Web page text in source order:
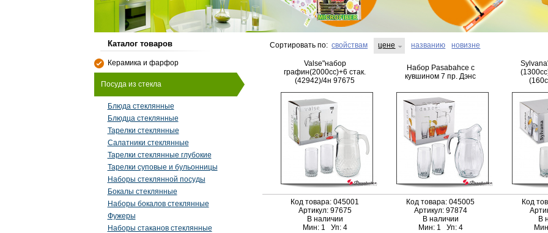
Каталог товаров
Керамика и фарфор
Посуда из стекла
Блюда стеклянные
Блюдца стеклянные
Тарелки стеклянные
Салатники стеклянные
Тарелки стеклянные глубокие
Тарелки суповые и бульонницы
Наборы стеклянной посуды
Бокалы стеклянные
Наборы бокалов стеклянные
Фужеры
Наборы стаканов стеклянные
Сортировать по: свойствам цене названию новизне
Valse"набор
графин(2000сс)+6 стак.
(42942)/4н 97675
Код товара: 045001
Артикул: 97675
В наличии
Мин: 1 Уп: 4
Набор Pasabahce с
кувшином 7 пр. Дэнс
Код товара: 045005
Артикул: 97874
В наличии
Мин: 1 Уп: 4
Код
В